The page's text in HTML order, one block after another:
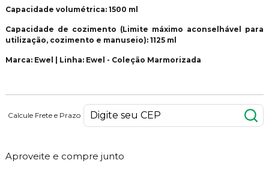
Capacidade volumétrica: 1500 ml
Capacidade de cozimento (Limite máximo aconselhável para
utilização, cozimento e manuseio): 1125 ml
Marca: Ewel | Linha: Ewel - Coleção Marmorizada
Calcule Frete e Prazo
Aproveite e compre junto